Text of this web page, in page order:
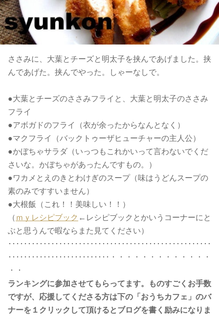
ささみに、大葉とチーズと明太子を挟んであげました。挟
んであげた。挟んでやった。しゃーなしで。
●大葉とチーズのささみフライと、大葉と明太子のささみ
フライ
●アボガドのフライ（衣が余ったからなんとなく）
●マクフライ（バックトゥーザヒューチャーの主人公）
●かぼちゃサラダ（いっつもこれかいって言わないでくだ
さいな。かぼちゃがあったんですもの。）
●ワカメとえのきとわけぎのスープ（味はうどんスープの
素のみですすいません）
●大根飯（これ！！美味しい！！）
（ ｍｙレシピブック ←レシピブックとかいうコーナーにと
ぶと思うんで暇ならまた見てください）
････････････････････････････････････････････････････
･･････････････････････････・・・・・・・・・・・・・
・・
ランキングに参加させてもらってます。ものすごくお手数
ですが、応援してくださる方は下の「おうちカフェ」のバ
ナーを１クリックして頂けるとブログを書く励みになりま